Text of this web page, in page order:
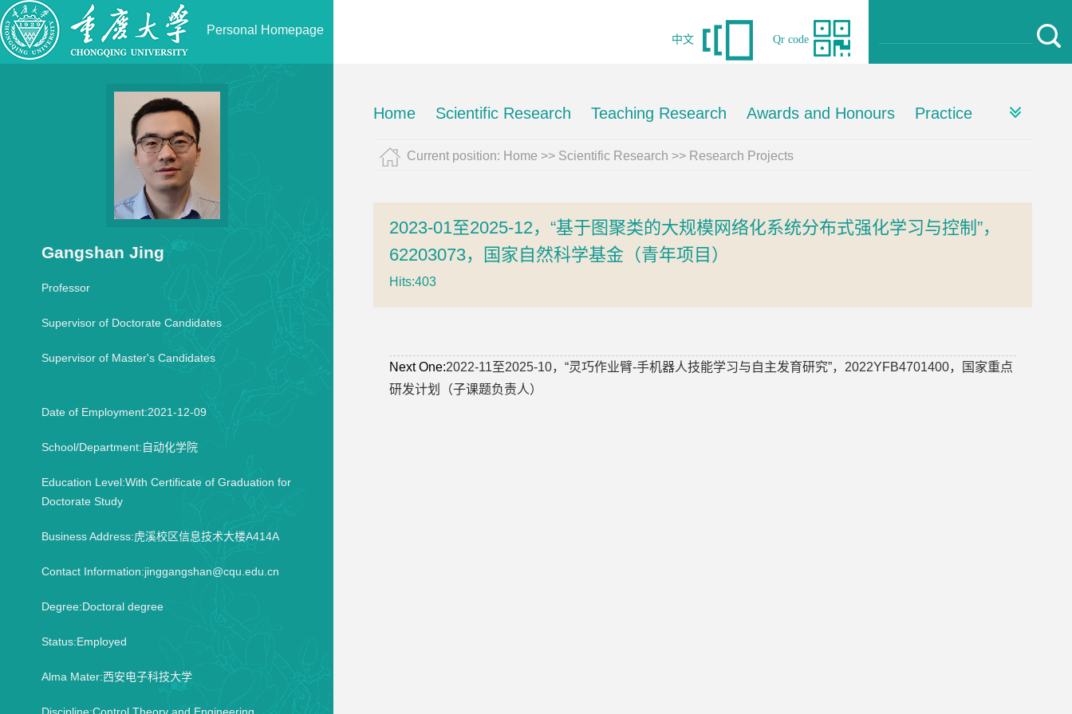
Personal Homepage
Qr code
中文
Gangshan Jing
Professor
Supervisor of Doctorate Candidates
Supervisor of Master's Candidates
Date of Employment:2021-12-09
School/Department:自动化学院
Education Level:With Certificate of Graduation for
Doctorate Study
Business Address:虎溪校区信息技术大楼A414A
Contact Information:jinggangshan@cqu.edu.cn
Degree:Doctoral degree
Status:Employed
Alma Mater:西安电子科技大学
Home Scientific Research Teaching Research Awards and Honours Practice
Current position: Home >> Scientific Research >> Research Projects
2023-01至2025-12，“基于图聚类的大规模网络化系统分布式强化学习与控制”，
62203073，国家自然科学基金（青年项目）
Hits:403
Next One:2022-11至2025-10，“灵巧作业臂-手机器人技能学习与自主发育研究”，2022YFB4701400，国家重点
研发计划（子课题负责人）